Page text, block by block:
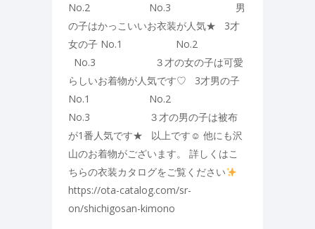
No.2 No.3 男
の子はかっこいいお衣装が人気★ 3才
女の子 No.1 No.2
No.3 ３才の女の子は可愛
らしいお着物が人気です♡ 3才男の子
No.1 No.2
No.3 ３才の男の子は被布
が1番人気です★ 以上です☺ 他にも沢
山のお着物がございます。 詳しくはこ
ちらの衣装カタログをご覧ください
https://ota-catalog.com/sr-
on/shichigosan-kimono